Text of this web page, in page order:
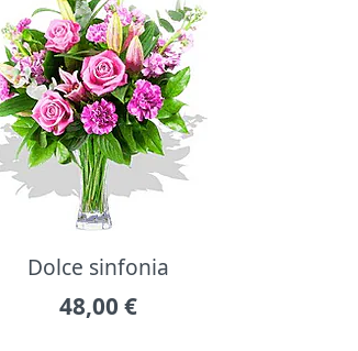
Dolce sinfonia
48,00 €